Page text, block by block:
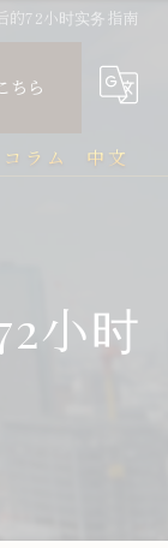
的72小时实务指南
ちら
コラム 中文
小时